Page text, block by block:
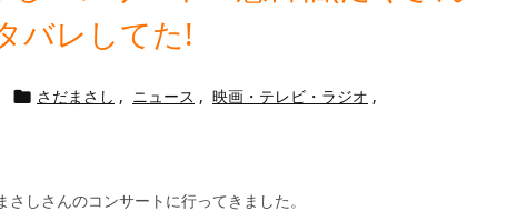
バレしてた!
 さだまさし , ニュース , 映画・テレビ・ラジオ ,
さしさんのコンサートに行ってきました。